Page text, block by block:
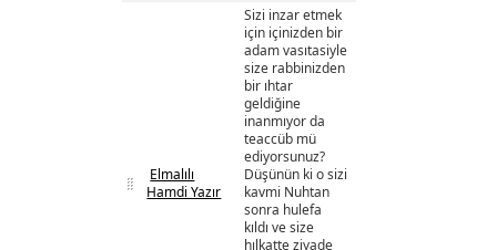
Elmalılı
Hamdi Yazır
Sizi inzar etmek
için içinizden bir
adam vasıtasiyle
size rabbinizden
bir ıhtar
geldiğine
inanmıyor da
teaccüb mü
ediyorsunuz?
Düşünün ki o sizi
kavmi Nuhtan
sonra hulefa
kıldı ve size
hılkatte ziyade